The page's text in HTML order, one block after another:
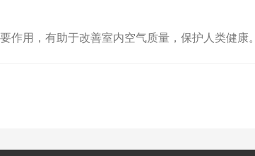
用，有助于改善室内空气质量，保护人类健康。